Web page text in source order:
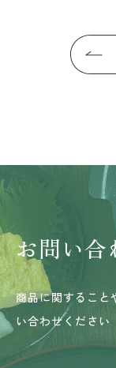
お問い合
商品に関すること
い合わせください